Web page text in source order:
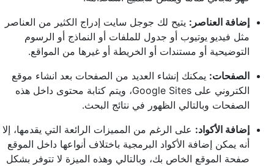
إضافة العناصر: يتيح لك جوجل سايت إدراج الكثير من العناصر
مثل فيديو يوتيوب أو جدول للملفات أو النماذج أو الرسوم
التوضيحية أو مستندات أو الخريطة أو غيرها من المواقع.
الصفحات: يمكنك إنشاء العديد من الصفحات بعد انشاء موقع
الكتروني على Google Sites، ويتم كتابة محتوى داخل هذه
الصفحات وبالتالي الظهور في نتائج البحث.
إضافة الأكواد: على الرغم من المميزات الرائعة التي يقدمها، إلا
أنه يمكن إضافة الأكواد البرمجية باختلاف أنواعها داخل الموقع
صفحة الموقع الخاص بك، وبالتالي وهذه الميزة لا تتوفر بشكل